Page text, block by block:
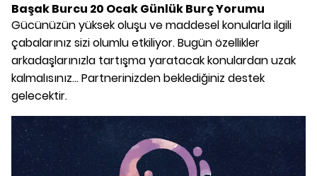
Başak Burcu 20 Ocak Günlük Burç Yorumu
Gücünüzün yüksek oluşu ve maddesel konularla ilgili
çabalarınız sizi olumlu etkiliyor. Bugün özellikler
arkadaşlarınızla tartışma yaratacak konulardan uzak
kalmalısınız... Partnerinizden beklediğiniz destek
gelecektir.